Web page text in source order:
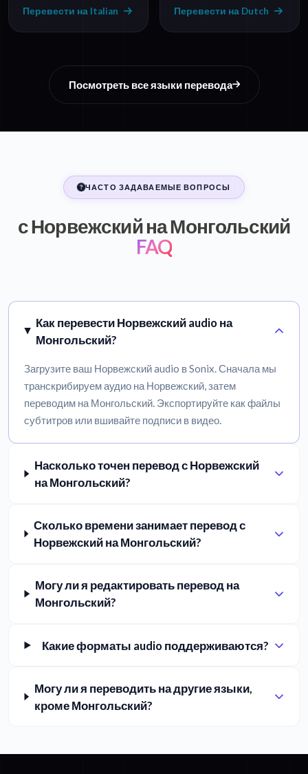
Перевести на Italian Перевести на Dutch
Посмотреть все языки перевода
ЧАСТО ЗАДАВАЕМЫЕ ВОПРОСЫ
с Норвежский на Монгольский
FAQ
Как перевести Норвежский audio на
Монгольский?
Загрузите ваш Норвежский audio в Sonix. Сначала мы
транскрибируем аудио на Норвежский, затем
переводим на Монгольский. Экспортируйте как файлы
субтитров или вшивайте подписи в видео.
Насколько точен перевод с Норвежский
на Монгольский?
Сколько времени занимает перевод с
Норвежский на Монгольский?
Могу ли я редактировать перевод на
Монгольский?
Какие форматы audio поддерживаются?
Могу ли я переводить на другие языки,
кроме Монгольский?